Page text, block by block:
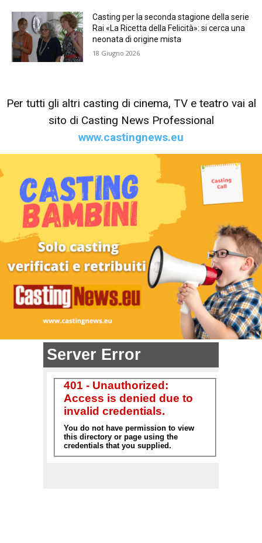
Casting per la seconda stagione della serie
Rai «La Ricetta della Felicità»: si cerca una
neonata di origine mista
18 Giugno 2026
Per tutti gli altri casting di cinema, TV e teatro vai al
sito di Casting News Professional
www.castingnews.eu